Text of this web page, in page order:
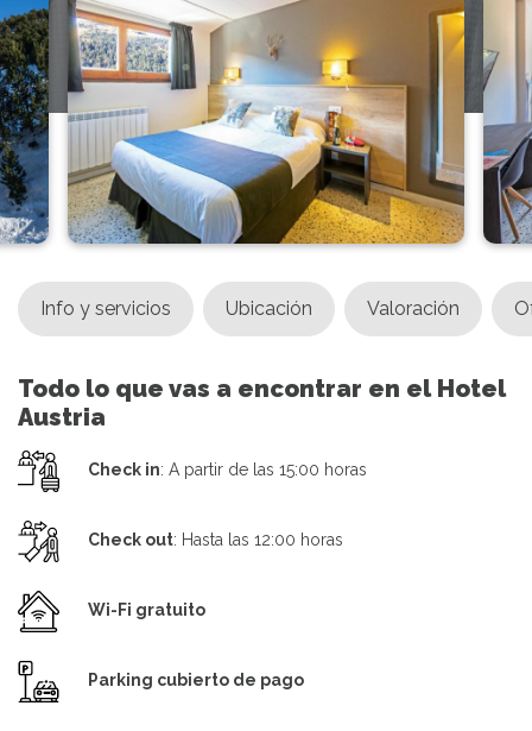
Info y servicios Ubicación Valoración
Todo lo que vas a encontrar en el Hotel
Austria
Check in: A partir de las 15:00 horas
Check out: Hasta las 12:00 horas
Wi-Fi gratuito
Parking cubierto de pago